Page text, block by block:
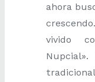
ahora
vivido